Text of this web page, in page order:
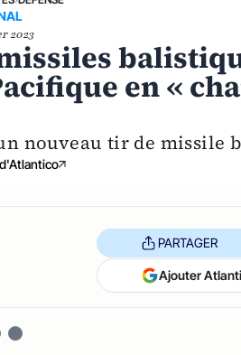
2023
en «
nouveau tir de missile
PARTAGER
Ajouter